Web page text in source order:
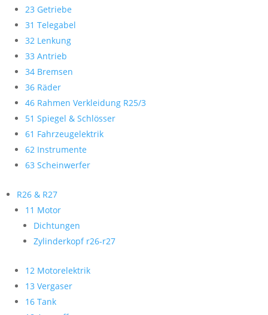
23 Getriebe
31 Telegabel
32 Lenkung
33 Antrieb
34 Bremsen
36 Räder
46 Rahmen Verkleidung R25/3
51 Spiegel & Schlösser
61 Fahrzeugelektrik
62 Instrumente
63 Scheinwerfer
R26 & R27
11 Motor
Dichtungen
Zylinderkopf r26-r27
12 Motorelektrik
13 Vergaser
16 Tank